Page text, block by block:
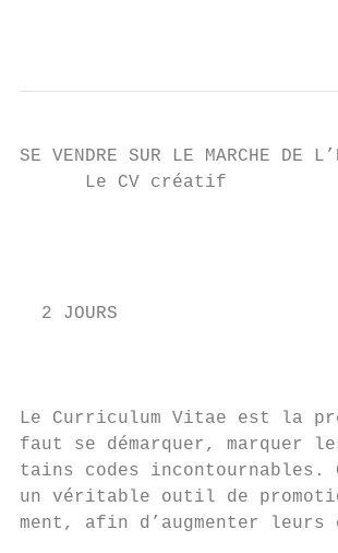
SE VENDRE SUR LE MARCHE DE
      Le CV créatif
  2 JOURS
Le Curriculum Vitae est la
faut se démarquer,
tains codes incontournables.
un véritable outil de
ment, afin d’augmenter leurs